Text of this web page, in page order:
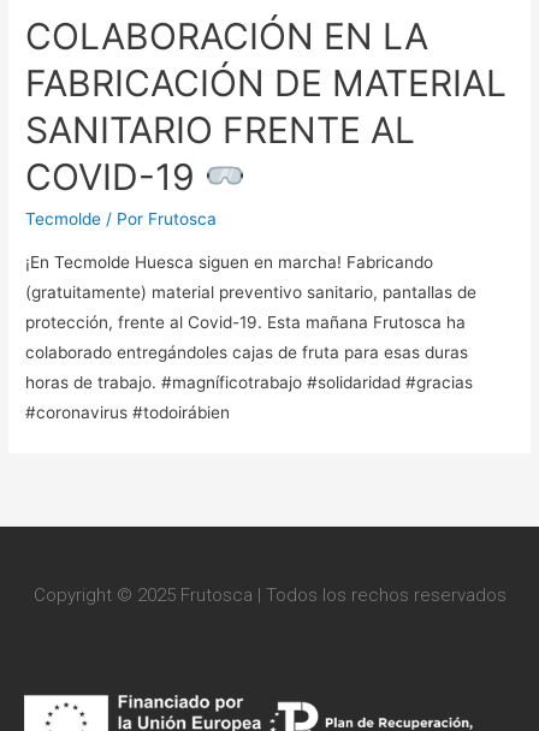
COLABORACIÓN EN LA
FABRICACIÓN DE MATERIAL
SANITARIO FRENTE AL
COVID-19
Tecmolde / Por Frutosca
¡En Tecmolde Huesca siguen en marcha! Fabricando
(gratuitamente) material preventivo sanitario, pantallas de
protección, frente al Covid-19. Esta mañana Frutosca ha
colaborado entregándoles cajas de fruta para esas duras
horas de trabajo. #magníficotrabajo #solidaridad #gracias
#coronavirus #todoirábien
Copyright © 2025 Frutosca | Todos los rechos reservados